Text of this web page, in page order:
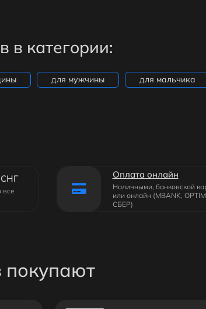
в категории:
для мужчины для мальчика
СНГ
все
Оплата онлайн
Наличными, банковской
или онлайн (MBANK,
СБЕР)
покупают